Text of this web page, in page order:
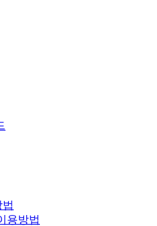
용방법